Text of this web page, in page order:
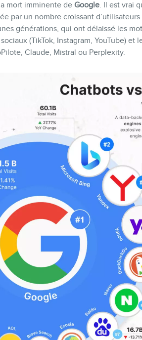
mort imminente de Google. Il est vrai
par un nombre croissant
générations, qui ont délaissé les
(TikTok, Instagram, YouTube) et
Claude, Mistral ou Perplexity.